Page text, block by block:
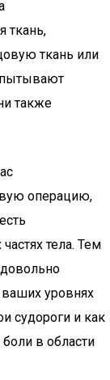
ткань,
ткань или
также
операцию,
тела. Тем
уровнях
судороги и как
в области